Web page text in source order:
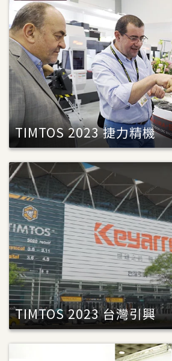
TIMTOS 2023 捷力精機
TIMTOS 2023 台灣引興